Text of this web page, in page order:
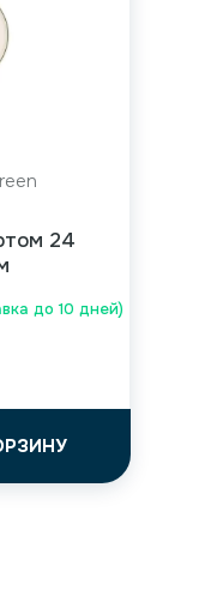
до 10 дней)
24